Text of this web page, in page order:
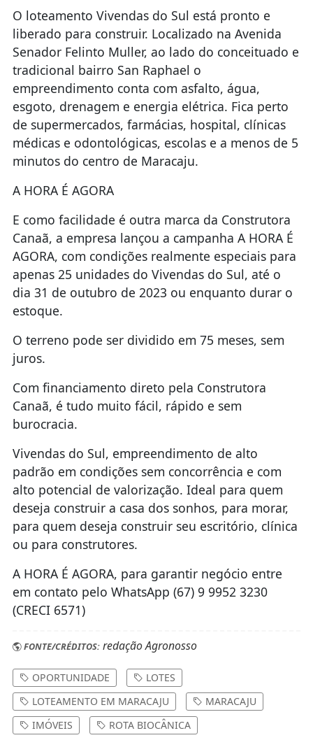
O loteamento Vivendas do Sul está pronto e
liberado para construir. Localizado na Avenida
Senador Felinto Muller, ao lado do conceituado e
tradicional bairro San Raphael o
empreendimento conta com asfalto, água,
esgoto, drenagem e energia elétrica. Fica perto
de supermercados, farmácias, hospital, clínicas
médicas e odontológicas, escolas e a menos de 5
minutos do centro de Maracaju.
A HORA É AGORA
E como facilidade é outra marca da Construtora
Canaã, a empresa lançou a campanha A HORA É
AGORA, com condições realmente especiais para
apenas 25 unidades do Vivendas do Sul, até o
dia 31 de outubro de 2023 ou enquanto durar o
estoque.
O terreno pode ser dividido em 75 meses, sem
juros.
Com financiamento direto pela Construtora
Canaã, é tudo muito fácil, rápido e sem
burocracia.
Vivendas do Sul, empreendimento de alto
padrão em condições sem concorrência e com
alto potencial de valorização. Ideal para quem
deseja construir a casa dos sonhos, para morar,
para quem deseja construir seu escritório, clínica
ou para construtores.
A HORA É AGORA, para garantir negócio entre
em contato pelo WhatsApp (67) 9 9952 3230
(CRECI 6571)
FONTE/CRÉDITOS: redação Agronosso
OPORTUNIDADE
LOTES
LOTEAMENTO EM MARACAJU
MARACAJU
IMÓVEIS
ROTA BIOCÂNICA